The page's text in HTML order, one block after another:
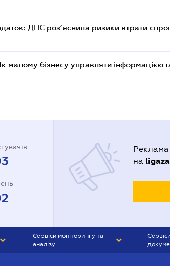
ДПС роз’яснила ризики втрати
малому бізнесу управляти інформацією
Реклама
на
Сервіси моніторингу та
аналізу